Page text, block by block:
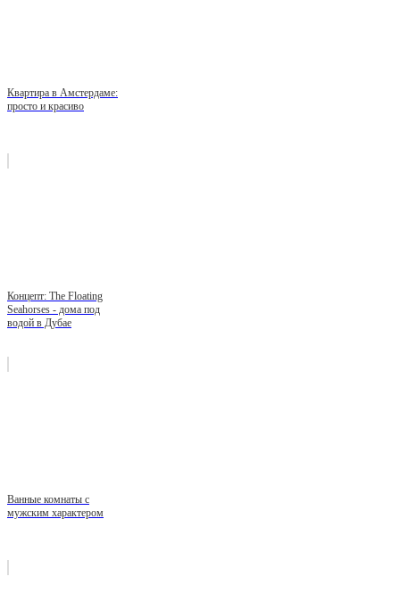
Квартира в Амстердаме:
просто и красиво
Концепт: The Floating
Seahorses - дома под
водой в Дубае
Ванные комнаты с
мужским характером